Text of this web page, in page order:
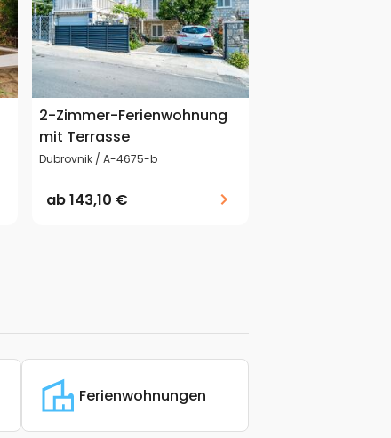
2-Zimmer-Ferienwohnung
mit Terrasse
Dubrovnik / A-4675-b
ab143,10 €
Ferienwohnungen